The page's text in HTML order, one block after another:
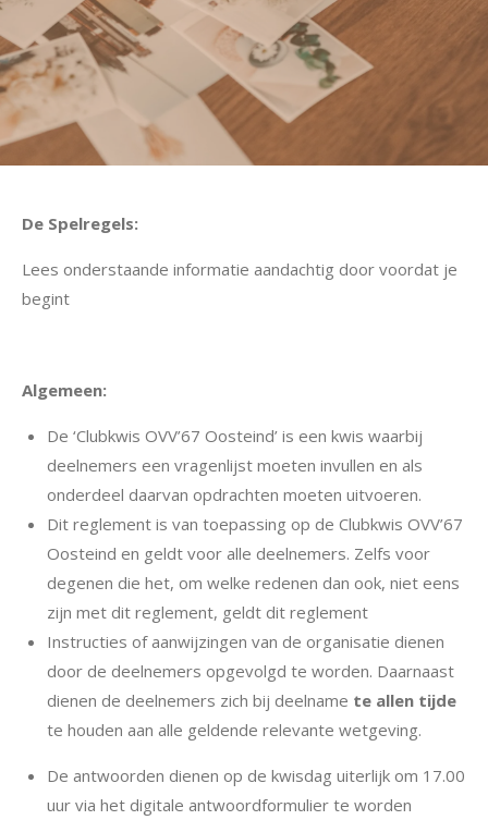
De Spelregels:
Lees onderstaande informatie aandachtig door voordat je
begint
Algemeen:
De ‘Clubkwis OVV’67 Oosteind’ is een kwis waarbij
deelnemers een vragenlijst moeten invullen en als
onderdeel daarvan opdrachten moeten uitvoeren.
Dit reglement is van toepassing op de Clubkwis OVV’67
Oosteind en geldt voor alle deelnemers. Zelfs voor
degenen die het, om welke redenen dan ook, niet eens
zijn met dit reglement, geldt dit reglement
Instructies of aanwijzingen van de organisatie dienen
door de deelnemers opgevolgd te worden. Daarnaast
dienen de deelnemers zich bij deelname te allen tijde
te houden aan alle geldende relevante wetgeving.
De antwoorden dienen op de kwisdag uiterlijk om 17.00
uur via het digitale antwoordformulier te worden